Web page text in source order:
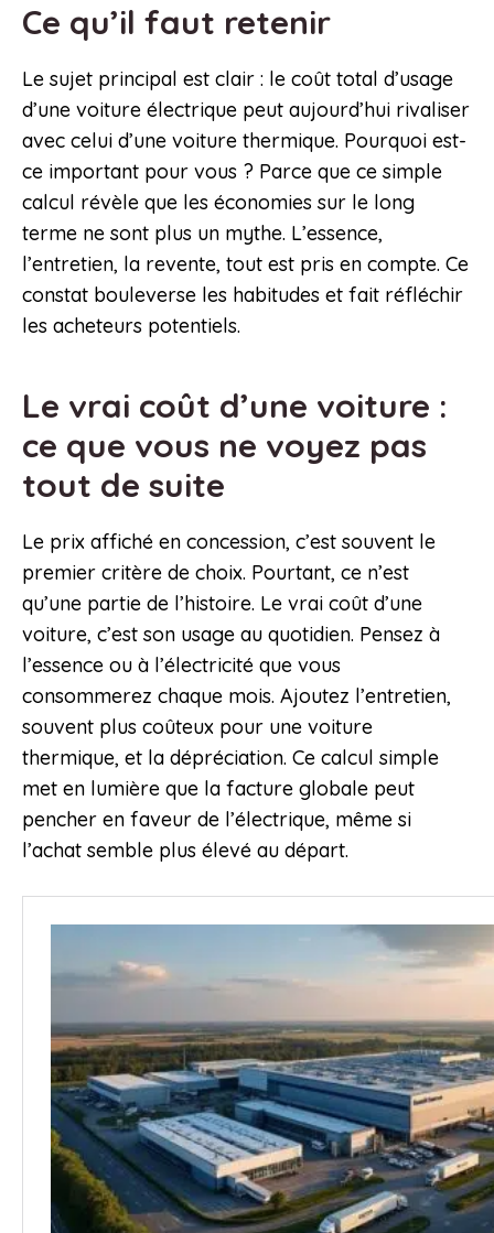
Ce qu’il faut retenir
Le sujet principal est clair : le coût total d’usage
d’une voiture électrique peut aujourd’hui rivaliser
avec celui d’une voiture thermique. Pourquoi est-
ce important pour vous ? Parce que ce simple
calcul révèle que les économies sur le long
terme ne sont plus un mythe. L’essence,
l’entretien, la revente, tout est pris en compte. Ce
constat bouleverse les habitudes et fait réfléchir
les acheteurs potentiels.
Le vrai coût d’une voiture :
ce que vous ne voyez pas
tout de suite
Le prix affiché en concession, c’est souvent le
premier critère de choix. Pourtant, ce n’est
qu’une partie de l’histoire. Le vrai coût d’une
voiture, c’est son usage au quotidien. Pensez à
l’essence ou à l’électricité que vous
consommerez chaque mois. Ajoutez l’entretien,
souvent plus coûteux pour une voiture
thermique, et la dépréciation. Ce calcul simple
met en lumière que la facture globale peut
pencher en faveur de l’électrique, même si
l’achat semble plus élevé au départ.